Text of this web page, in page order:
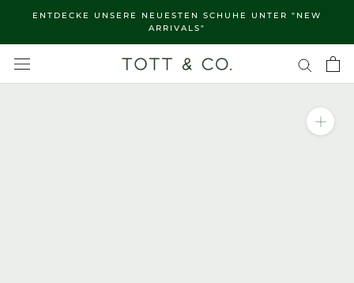
Inhalt
ENTDECKE UNSERE NEUESTEN SCHUHE UNTER "NEW
ARRIVALS"